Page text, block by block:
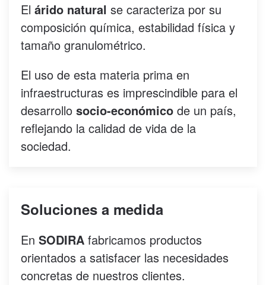
El árido natural se caracteriza por su
composición química, estabilidad física y
tamaño granulométrico.
El uso de esta materia prima en
infraestructuras es imprescindible para el
desarrollo socio-económico de un país,
reflejando la calidad de vida de la
sociedad.
Soluciones a medida
En SODIRA fabricamos productos
orientados a satisfacer las necesidades
concretas de nuestros clientes.